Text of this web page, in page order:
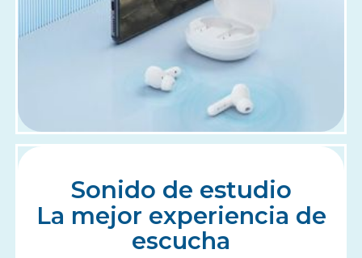
Sonido de estudio
La mejor experiencia de
escucha